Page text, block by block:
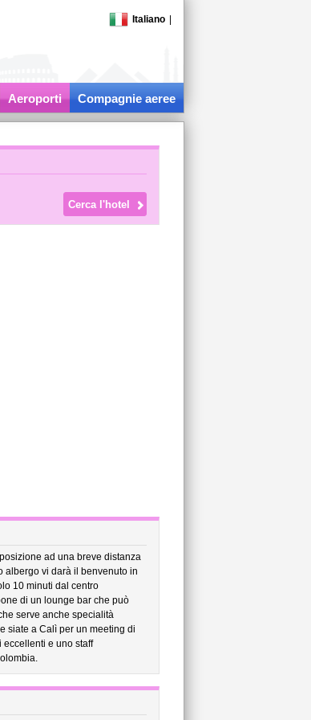
Italiano
Aeroporti Compagnie aeree
ad una breve distanza
albergo vi darà il benvenuto in
10 minuti dal centro
di un lounge bar che può
serve anche specialità
siate a Calì per un meeting di
eccellenti e uno staff